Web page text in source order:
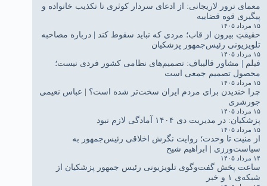
معمای ترور لاریجانی: از ادعای سردار کوثری تا تکذیب خانواده و
پیگیری قوه قضاییه
۱۵ مرداد ۱۴۰۵
حقیقتِ بیرون از قاب؛ مردی که نباید سقوط کند | درباره مصاحبه
تلویزیونی رئیس‌جمهور پزشکیان
۱۵ مرداد ۱۴۰۵
فیلم | مشاور قالیباف: تصمیم‌های نظامی کشور فردی نیست؛
محصول تصمیم جمعی است
۱۵ مرداد ۱۴۰۵
چرا خندیدن برای مردم ایران سخت‌تر شده است؟ | عباس نعیمی
جورشری
۱۵ مرداد ۱۴۰۵
پزشکیان: در مدیریت دی ۱۴۰۴ آمادگی لازم نبود
۱۵ مرداد ۱۴۰۵
از منیت تا وحدت؛ روایت نگرش اخلاقی رئیس‌جمهور به
سیاست‌ورزی | ابراهیم شیخ
۱۴ مرداد ۱۴۰۵
ساعت پخش گفت‌وگوی تلویزیونی رئیس جمهور پزشکیان از
شبکه‌ی ۱ و خبر